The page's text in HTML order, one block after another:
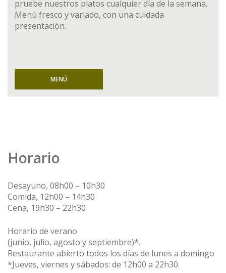
pruebe nuestros platos cualquier día de la semana.
Menú fresco y variado, con una cuidada
presentación.
MENÚ
Horario
Desayuno, 08h00 – 10h30
Comida, 12h00 – 14h30
Cena, 19h30 – 22h30
Horario de verano
(junio, julio, agosto y septiembre)*.
Restaurante abierto todos los días de lunes a domingo
*Jueves, viernes y sábados: de 12h00 a 22h30.